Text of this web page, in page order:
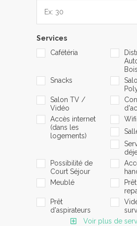
Services
Cafétéria
Snacks
Salon TV /
Vidéo
Accès internet
(dans les
logements)
Possibilité de
Court Séjour
Meublé
Prêt
d'aspirateurs
Voir plus de